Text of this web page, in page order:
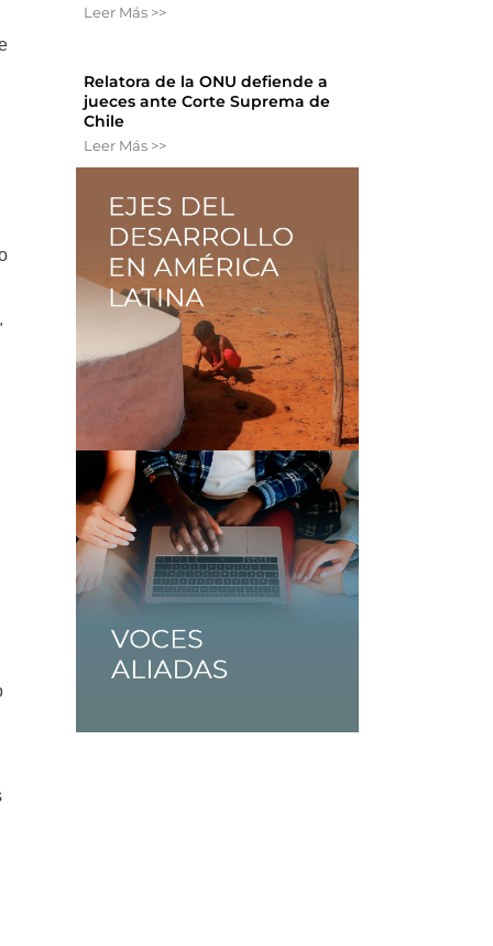
Leer Más >>
Relatora de la ONU defiende a
jueces ante Corte Suprema de
Chile
Leer Más >>